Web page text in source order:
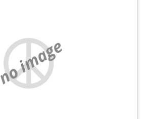
no image